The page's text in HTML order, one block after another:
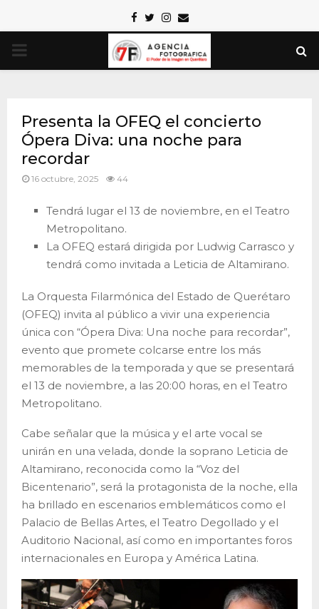
Facebook
TwitterInstagram
Email
PRIMARY
Presenta la OFEQ el concierto
Ópera Diva: una noche para
recordar
16 octubre, 2025 44
Tendrá lugar el 13 de noviembre, en el Teatro
Metropolitano.
La OFEQ estará dirigida por Ludwig Carrasco y
tendrá como invitada a Leticia de Altamirano.
La Orquesta Filarmónica del Estado de Querétaro
(OFEQ) invita al público a vivir una experiencia
única con “Ópera Diva: Una noche para recordar”,
evento que promete colcarse entre los más
memorables de la temporada y que se presentará
el 13 de noviembre, a las 20:00 horas, en el Teatro
Metropolitano.
Cabe señalar que la música y el arte vocal se
unirán en una velada, donde la soprano Leticia de
Altamirano, reconocida como la “Voz del
Bicentenario”, será la protagonista de la noche, ella
ha brillado en escenarios emblemáticos como el
Palacio de Bellas Artes, el Teatro Degollado y el
Auditorio Nacional, así como en importantes foros
internacionales en Europa y América Latina.